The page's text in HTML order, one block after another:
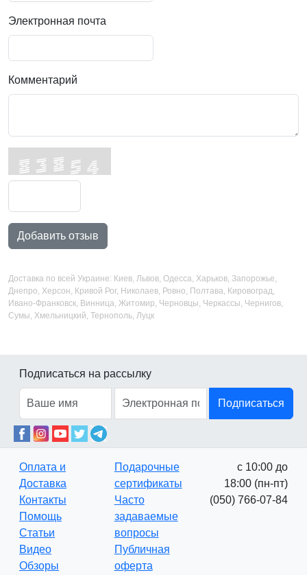
Электронная почта
Комментарий
Добавить отзыв
Доставка по всей Украине: Киев, Львов, Одесса, Харьков, Запорожье,
Днепро, Херсон, Кривой Рог, Николаев, Ровно, Полтава, Кировоград,
Ивано-Франковск, Винница, Житомир, Черновцы, Черкассы, Чернигов,
Сумы, Хмельницкий, Тернополь, Луцк
Подписаться на рассылку
Подписаться
Оплата и
Доставка
Контакты
Помощь
Статьи
Видео
Обзоры
Подарочные
сертификаты
Часто
задаваемые
вопросы
Публичная
оферта
с 10:00 до
18:00 (пн-пт)
(050) 766-07-84